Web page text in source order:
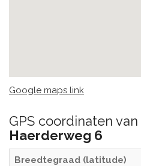
Google maps link
GPS coordinaten van
Haerderweg 6
Breedtegraad (latitude)